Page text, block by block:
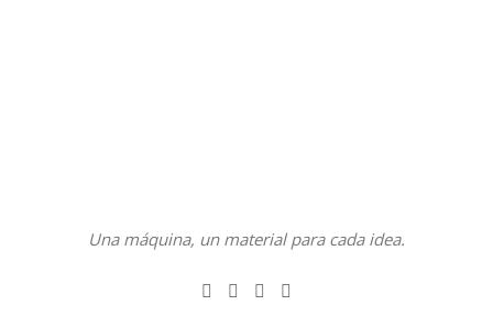
Una máquina, un material para cada idea.